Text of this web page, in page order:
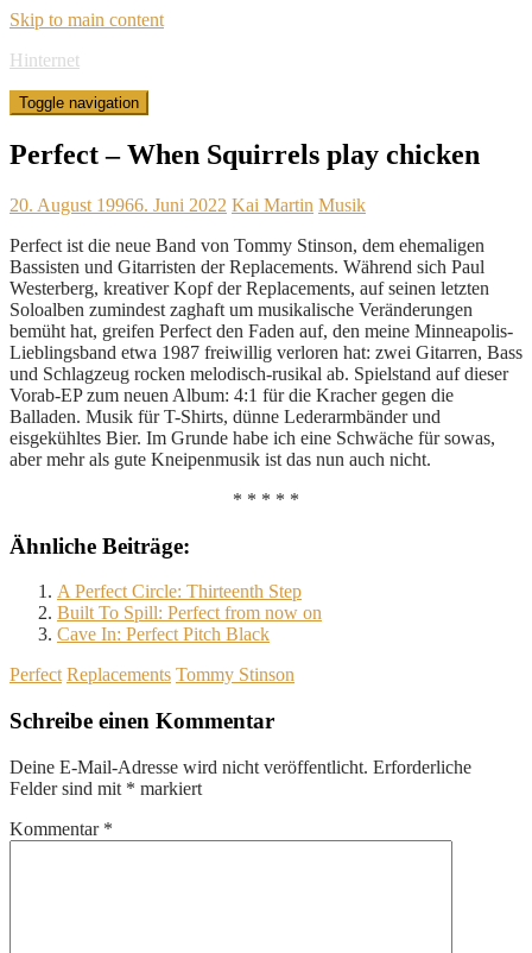
Skip to main content
Hinternet
Toggle navigation
Perfect – When Squirrels play chicken
20. August 19966. Juni 2022 Kai Martin Musik
Perfect ist die neue Band von Tommy Stinson, dem ehemaligen
Bassisten und Gitarristen der Replacements. Während sich Paul
Westerberg, kreativer Kopf der Replacements, auf seinen letzten
Soloalben zumindest zaghaft um musikalische Veränderungen
bemüht hat, greifen Perfect den Faden auf, den meine Minneapolis-
Lieblingsband etwa 1987 freiwillig verloren hat: zwei Gitarren, Bass
und Schlagzeug rocken melodisch-rusikal ab. Spielstand auf dieser
Vorab-EP zum neuen Album: 4:1 für die Kracher gegen die
Balladen. Musik für T-Shirts, dünne Lederarmbänder und
eisgekühltes Bier. Im Grunde habe ich eine Schwäche für sowas,
aber mehr als gute Kneipenmusik ist das nun auch nicht.
* * * * *
Ähnliche Beiträge:
A Perfect Circle: Thirteenth Step
Built To Spill: Perfect from now on
Cave In: Perfect Pitch Black
Perfect Replacements Tommy Stinson
Schreibe einen Kommentar
Deine E-Mail-Adresse wird nicht veröffentlicht. Erforderliche
Felder sind mit * markiert
Kommentar *